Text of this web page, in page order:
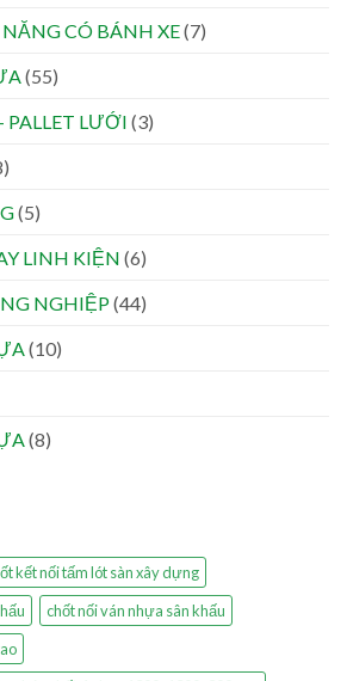
CÓ BÁNH XE(7)
(55)
PALLET LƯỚI (3)
(5)
LINH KIỆN (6)
NGHIỆP(44)
(10)
(8)
kết nối tấm lót sàn xây dựng
chốt nối ván nhựa sân khấu